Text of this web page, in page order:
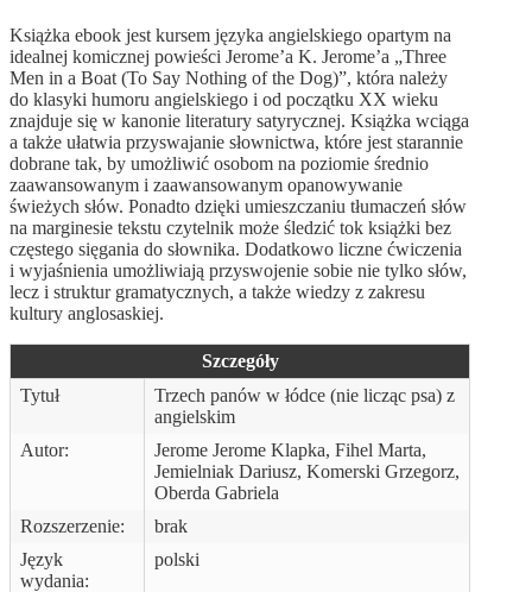
Książka ebook jest kursem języka angielskiego opartym na
idealnej komicznej powieści Jerome’a K. Jerome’a „Three
Men in a Boat (To Say Nothing of the Dog)”, która należy
do klasyki humoru angielskiego i od początku XX wieku
znajduje się w kanonie literatury satyrycznej. Książka wciąga
a także ułatwia przyswajanie słownictwa, które jest starannie
dobrane tak, by umożliwić osobom na poziomie średnio
zaawansowanym i zaawansowanym opanowywanie
świeżych słów. Ponadto dzięki umieszczaniu tłumaczeń słów
na marginesie tekstu czytelnik może śledzić tok książki bez
częstego sięgania do słownika. Dodatkowo liczne ćwiczenia
i wyjaśnienia umożliwiają przyswojenie sobie nie tylko słów,
lecz i struktur gramatycznych, a także wiedzy z zakresu
kultury anglosaskiej.
Szczegóły
Tytuł
Trzech panów w łódce (nie licząc psa) z
angielskim
Autor:
Jerome Jerome Klapka, Fihel Marta,
Jemielniak Dariusz, Komerski Grzegorz,
Oberda Gabriela
Rozszerzenie:
brak
Język
wydania:
polski